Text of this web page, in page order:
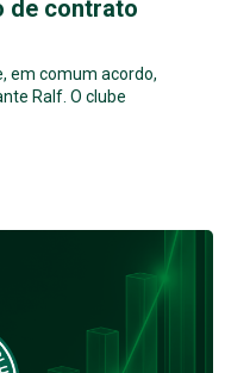
de contrato
em comum acordo,
Ralf. O clube